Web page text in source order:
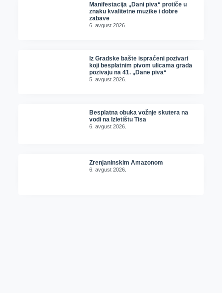
Manifestacija „Dani piva“ protiče u
znaku kvalitetne muzike i dobre
zabave
6. avgust 2026.
Iz Gradske bašte ispraćeni pozivari
koji besplatnim pivom ulicama grada
pozivaju na 41. „Dane piva“
5. avgust 2026.
Besplatna obuka vožnje skutera na
vodi na Izletištu Tisa
6. avgust 2026.
Zrenjaninskim Amazonom
6. avgust 2026.